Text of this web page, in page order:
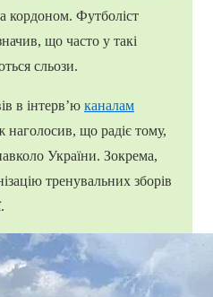
кордоном. Футболіст
що часто у такі
сльози.
в інтерв’ю каналам
наголосив, що радіє тому,
України. Зокрема,
тренувальних зборів